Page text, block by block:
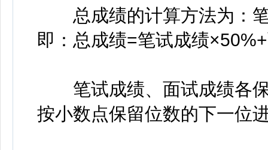
总成绩的计算方法为：笔
即：总成绩=笔试成绩
笔试成绩、面试成绩各保
按小数点保留位数的下一位